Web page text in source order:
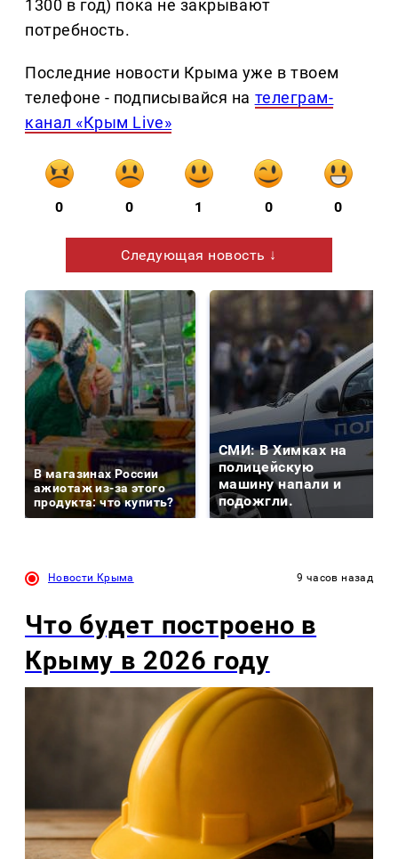
1300 в год) пока не закрывают
потребность.
Последние новости Крыма уже в твоем
телефоне - подписывайся на телеграм-
канал «Крым Live»
0 0 1 0 0
Следующая новость ↓
В магазинах России
ажиотаж из-за этого
продукта: что купить?
СМИ: В Химках на
полицейскую
машину напали и
подожгли.
Новости Крыма 9 часов назад
Что будет построено в
Крыму в 2026 году